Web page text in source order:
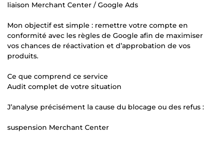
liaison Merchant Center / Google Ads
Mon objectif est simple : remettre votre compte en
conformité avec les règles de Google afin de maximiser
vos chances de réactivation et d’approbation de vos
produits.
Ce que comprend ce service
Audit complet de votre situation
J’analyse précisément la cause du blocage ou des refus :
suspension Merchant Center